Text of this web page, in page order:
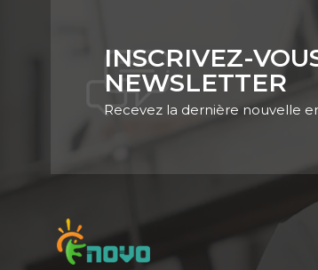
INSCRIVEZ-
NEWSLETTER
Recevez la dernière nouvelle